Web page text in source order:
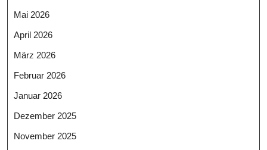
Mai 2026
April 2026
März 2026
Februar 2026
Januar 2026
Dezember 2025
November 2025